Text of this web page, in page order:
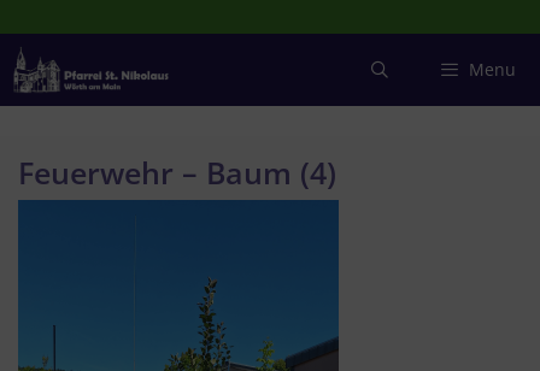
Inhalt
springen
Menu
Feuerwehr – Baum (4)